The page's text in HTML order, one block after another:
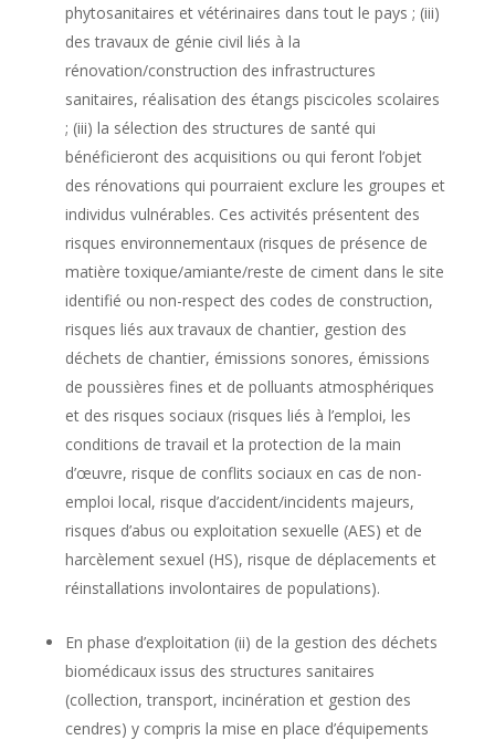
phytosanitaires et vétérinaires dans tout le pays ; (iii)
des travaux de génie civil liés à la
rénovation/construction des infrastructures
sanitaires, réalisation des étangs piscicoles scolaires
; (iii) la sélection des structures de santé qui
bénéficieront des acquisitions ou qui feront l’objet
des rénovations qui pourraient exclure les groupes et
individus vulnérables. Ces activités présentent des
risques environnementaux (risques de présence de
matière toxique/amiante/reste de ciment dans le site
identifié ou non-respect des codes de construction,
risques liés aux travaux de chantier, gestion des
déchets de chantier, émissions sonores, émissions
de poussières fines et de polluants atmosphériques
et des risques sociaux (risques liés à l’emploi, les
conditions de travail et la protection de la main
d’œuvre, risque de conflits sociaux en cas de non-
emploi local, risque d’accident/incidents majeurs,
risques d’abus ou exploitation sexuelle (AES) et de
harcèlement sexuel (HS), risque de déplacements et
réinstallations involontaires de populations).
En phase d’exploitation (ii) de la gestion des déchets
biomédicaux issus des structures sanitaires
(collection, transport, incinération et gestion des
cendres) y compris la mise en place d’équipements